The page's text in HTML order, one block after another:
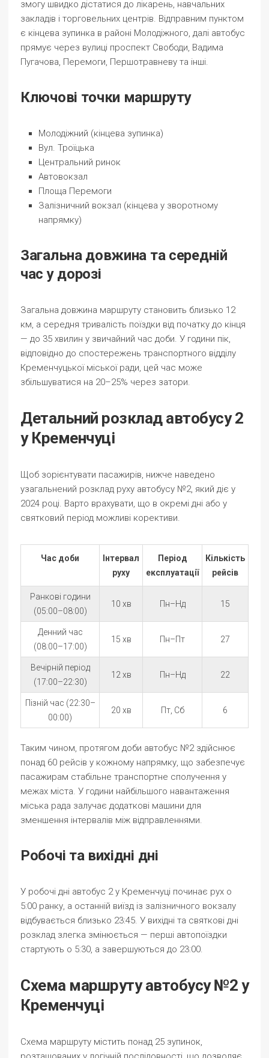
змогу швидко дістатися до лікарень, навчальних
закладів і торговельних центрів. Відправним пунктом
є кінцева зупинка в районі Молодіжного, далі автобус
прямує через вулиці проспект Свободи, Вадима
Пугачова, Перемоги, Першотравневу та інші.
Ключові точки маршруту
Молодіжний (кінцева зупинка)
Вул. Троїцька
Центральний ринок
Автовокзал
Площа Перемоги
Залізничний вокзал (кінцева у зворотному
напрямку)
Загальна довжина та середній
час у дорозі
Загальна довжина маршруту становить близько 12
км, а середня тривалість поїздки від початку до кінця
— до 35 хвилин у звичайний час доби. У години пік,
відповідно до спостережень транспортного відділу
Кременчуцької міської ради, цей час може
збільшуватися на 20–25% через затори.
Детальний розклад автобусу 2
у Кременчуці
Щоб зорієнтувати пасажирів, нижче наведено
узагальнений розклад руху автобусу №2, який діє у
2024 році. Варто врахувати, що в окремі дні або у
святковий період можливі корективи.
Час доби
Інтервал
руху
Період
експлуатації
Кількість
рейсів
Ранкові години
(05:00–08:00)
10 хв Пн–Нд 15
Денний час
(08:00–17:00)
15 хв Пн–Пт 27
Вечірній період
(17:00–22:30)
12 хв Пн–Нд 22
Пізній час (22:30–
00:00)
20 хв Пт, Сб 6
Таким чином, протягом доби автобус №2 здійснює
понад 60 рейсів у кожному напрямку, що забезпечує
пасажирам стабільне транспортне сполучення у
межах міста. У години найбільшого навантаження
міська рада залучає додаткові машини для
зменшення інтервалів між відправленнями.
Робочі та вихідні дні
У робочі дні автобус 2 у Кременчуці починає рух о
5:00 ранку, а останній виїзд із залізничного вокзалу
відбувається близько 23:45. У вихідні та святкові дні
розклад злегка змінюється — перші автопоїздки
стартують о 5:30, а завершуються до 23:00.
Схема маршруту автобусу №2 у
Кременчуці
Схема маршруту містить понад 25 зупинок,